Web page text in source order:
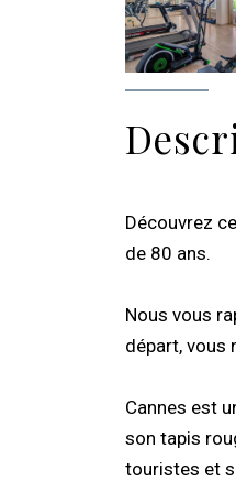
Découvrez
de 80 ans.
Nous vous
départ, vous
Cannes est
son tapis
touristes et